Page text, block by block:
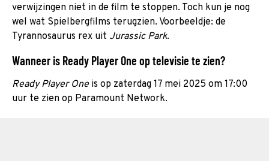
verwijzingen niet in de film te stoppen. Toch kun je nog
wel wat Spielbergfilms terugzien. Voorbeeldje: de
Tyrannosaurus rex uit Jurassic Park.
Wanneer is Ready Player One op televisie te zien?
Ready Player Oneis op zaterdag 17 mei 2025 om 17:00
uur te zien op Paramount Network.